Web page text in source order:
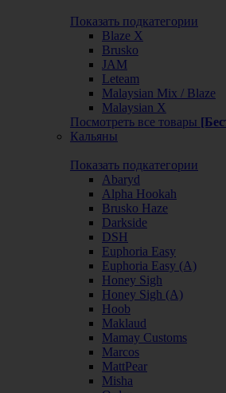
Показать подкатегории
Blaze X
Brusko
JAM
Leteam
Malaysian Mix / Blaze
Malaysian X
Посмотреть все товары
Кальяны
Показать подкатегории
Abaryd
Alpha Hookah
Brusko Haze
Darkside
DSH
Euphoria Easy
Euphoria Easy (А)
Honey Sigh
Honey Sigh (А)
Hoob
Maklaud
Mamay Customs
Marcos
MattPear
Misha